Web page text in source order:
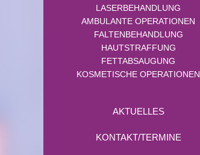
LASERBEHANDLUNG
AMBULANTE OPERATIONEN
FALTENBEHANDLUNG
HAUTSTRAFFUNG
FETTABSAUGUNG
KOSMETISCHE OPERATIONEN
AKTUELLES
KONTAKT/TERMINE